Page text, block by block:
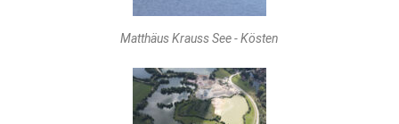
Matthäus Krauss See - Kösten